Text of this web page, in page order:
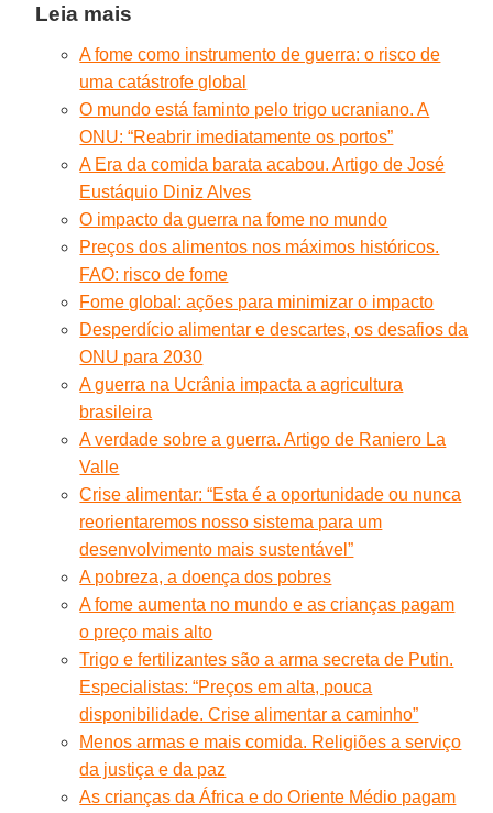
Leia mais
A fome como instrumento de guerra: o risco de
uma catástrofe global
O mundo está faminto pelo trigo ucraniano. A
ONU: “Reabrir imediatamente os portos”
A Era da comida barata acabou. Artigo de José
Eustáquio Diniz Alves
O impacto da guerra na fome no mundo
Preços dos alimentos nos máximos históricos.
FAO: risco de fome
Fome global: ações para minimizar o impacto
Desperdício alimentar e descartes, os desafios da
ONU para 2030
A guerra na Ucrânia impacta a agricultura
brasileira
A verdade sobre a guerra. Artigo de Raniero La
Valle
Crise alimentar: “Esta é a oportunidade ou nunca
reorientaremos nosso sistema para um
desenvolvimento mais sustentável”
A pobreza, a doença dos pobres
A fome aumenta no mundo e as crianças pagam
o preço mais alto
Trigo e fertilizantes são a arma secreta de Putin.
Especialistas: “Preços em alta, pouca
disponibilidade. Crise alimentar a caminho”
Menos armas e mais comida. Religiões a serviço
da justiça e da paz
As crianças da África e do Oriente Médio pagam